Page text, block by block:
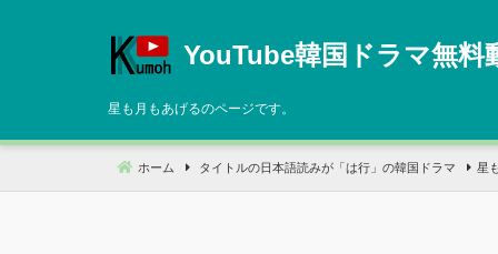
へ
動
YouTube韓国ドラマ無料
星も月もあげるのページです。
ホーム タイトルの日本語読みが「は行」の韓国ドラマ 星